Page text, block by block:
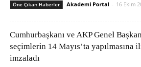
Öne Çıkan Haberler Akademi Portal - 16 Ekim
Cumhurbaşkanı ve AKP Genel
seçimlerin 14 Mayıs’ta yapılmasına
imzaladı